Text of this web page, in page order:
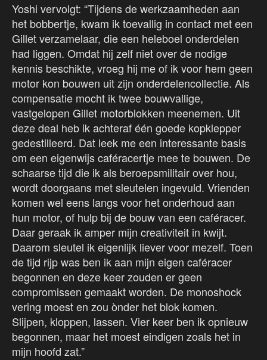
Yoshi vervolgt: “Tijdens de werkzaamheden aan
het bobbertje, kwam ik toevallig in contact met een
Gillet verzamelaar, die een heleboel onderdelen
had liggen. Omdat hij zelf niet over de nodige
kennis beschikte, vroeg hij me of ik voor hem geen
motor kon bouwen uit zijn onderdelencollectie. Als
compensatie mocht ik twee bouwvallige,
vastgelopen Gillet motorblokken meenemen. Uit
deze deal heb ik achteraf één goede kopklepper
gedestilleerd. Dat leek me een interessante basis
om een eigenwijs caféracertje mee te bouwen. De
schaarse tijd die ik als beroepsmilitair over hou,
wordt doorgaans met sleutelen ingevuld. Vrienden
komen wel eens langs voor het onderhoud aan
hun motor, of hulp bij de bouw van een caféracer.
Daar geraak ik amper mijn creativiteit in kwijt.
Daarom sleutel ik eigenlijk liever voor mezelf. Toen
de tijd rijp was ben ik aan mijn eigen caféracer
begonnen en deze keer zouden er geen
compromissen gemaakt worden. De monoshock
vering moest en zou ònder het blok komen.
Slijpen, kloppen, lassen. Vier keer ben ik opnieuw
begonnen, maar het moest eindigen zoals het in
mijn hoofd zat.”